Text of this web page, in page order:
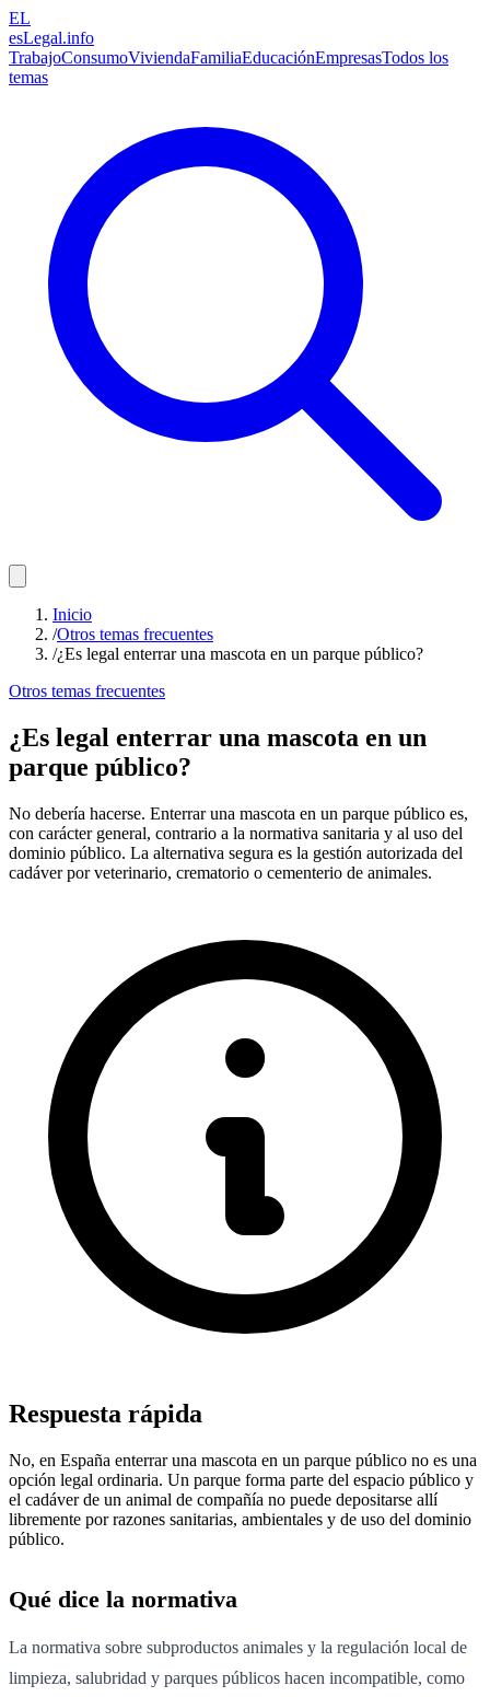
EL
esLegal.info
TrabajoConsumoViviendaFamiliaEducaciónEmpresasTodos los
temas
Inicio
/Otros temas frecuentes
/¿Es legal enterrar una mascota en un parque público?
Otros temas frecuentes
¿Es legal enterrar una mascota en un
parque público?
No debería hacerse. Enterrar una mascota en un parque público es,
con carácter general, contrario a la normativa sanitaria y al uso del
dominio público. La alternativa segura es la gestión autorizada del
cadáver por veterinario, crematorio o cementerio de animales.
Respuesta rápida
No, en España enterrar una mascota en un parque público no es una
opción legal ordinaria. Un parque forma parte del espacio público y
el cadáver de un animal de compañía no puede depositarse allí
libremente por razones sanitarias, ambientales y de uso del dominio
público.
Qué dice la normativa
La normativa sobre subproductos animales y la regulación local de
limpieza, salubridad y parques públicos hacen incompatible, como